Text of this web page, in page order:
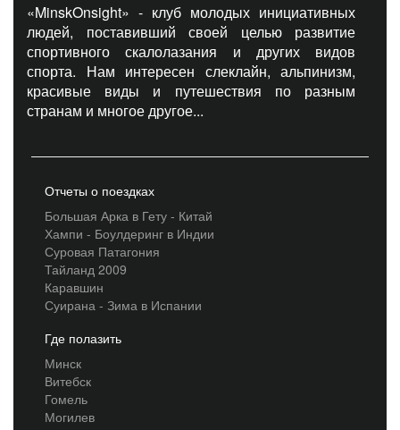
«MinskOnsight» - клуб молодых инициативных
людей, поставивший своей целью развитие
спортивного скалолазания и других видов
спорта. Нам интересен слеклайн, альпинизм,
красивые виды и путешествия по разным
странам и многое другое...
Отчеты о поездках
Большая Арка в Гету - Китай
Хампи - Боулдеринг в Индии
Суровая Патагония
Тайланд 2009
Каравшин
Суирана - Зима в Испании
Где полазить
Минск
Витебск
Гомель
Могилев